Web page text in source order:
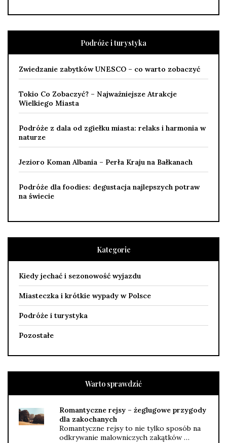
Podróże i turystyka
Zwiedzanie zabytków UNESCO – co warto zobaczyć
Tokio Co Zobaczyć? – Najważniejsze Atrakcje
Wielkiego Miasta
Podróże z dala od zgiełku miasta: relaks i harmonia w
naturze
Jezioro Koman Albania – Perła Kraju na Bałkanach
Podróże dla foodies: degustacja najlepszych potraw
na świecie
Kategorie
Kiedy jechać i sezonowość wyjazdu
Miasteczka i krótkie wypady w Polsce
Podróże i turystyka
Pozostałe
Warto sprawdzić
Romantyczne rejsy – żeglugowe przygody
dla zakochanych
Romantyczne rejsy to nie tylko sposób na
odkrywanie malowniczych zakątków …